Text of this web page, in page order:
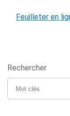
Feuilleter en
Rechercher